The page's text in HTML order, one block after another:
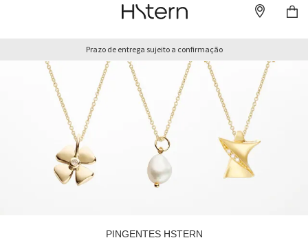
Prazo de entrega sujeito a confirmação
PINGENTES HSTERN